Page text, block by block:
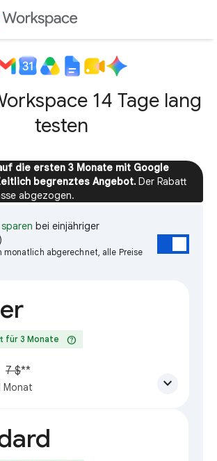
14 Tage lang
testen
die ersten 3 Monate mit Google
begrenztes Angebot. Der Rabatt
abgezogen.
bei einjähriger
monatlich abgerechnet, alle Preise
für 3 Monate help
7 $**
Monat expand_more